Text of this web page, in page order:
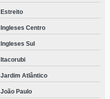
Estreito
Ingleses Centro
Ingleses Sul
Itacorubi
Jardim Atlântico
João Paulo